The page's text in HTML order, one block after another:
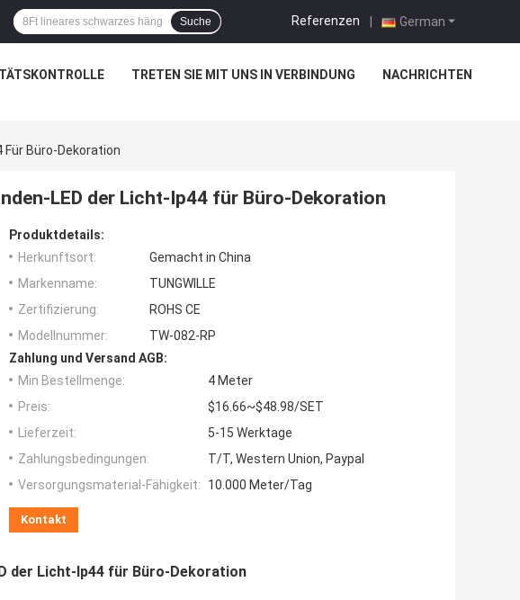
German
Referenzen |
Suche
TRETEN SIE MIT UNS IN VERBINDUNG NACHRICHTEN
Für Büro-Dekoration
LED der Licht-Ip44 für Büro-Dekoration
Produktdetails:
Herkunftsort:
Gemacht in China
Markenname:
TUNGWILLE
Zertifizierung:
ROHS CE
Modellnummer:
TW-082-RP
Zahlung und Versand AGB:
Min Bestellmenge:
4 Meter
Preis:
$16.66~$48.98/SET
Lieferzeit:
5-15 Werktage
Zahlungsbedingungen:
T/T, Western Union, Paypal
Versorgungsmaterial-Fähigkeit:
10.000 Meter/Tag
Kontakt
der Licht-Ip44 für Büro-Dekoration